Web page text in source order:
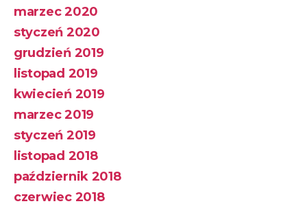
marzec 2020
styczeń 2020
grudzień 2019
listopad 2019
kwiecień 2019
marzec 2019
styczeń 2019
listopad 2018
październik 2018
czerwiec 2018